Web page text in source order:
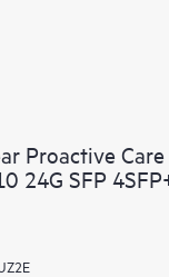
Proactive
24G SFP